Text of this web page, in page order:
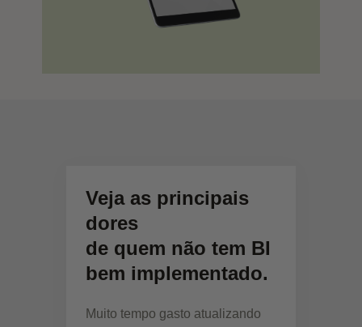
Veja as principais
dores
de quem não tem BI
bem implementado.
Muito tempo gasto atualizando